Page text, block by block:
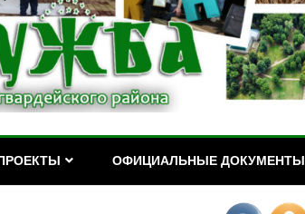
района РА
ОФИЦИАЛЬНЫЕ ДОКУМЕНТЫ